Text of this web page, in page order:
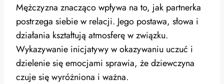
Mężczyzna znacząco wpływa na to, jak partnerka
postrzega siebie w relacji. Jego postawa, słowa i
działania kształtują atmosferę w związku.
Wykazywanie inicjatywy w okazywaniu uczuć i
dzielenie się emocjami sprawia, że dziewczyna
czuje się wyróżniona i ważna.